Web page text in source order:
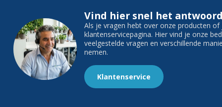
Vind hier snel het
Als je vragen hebt over onze producten
klantenservicepagina. Hier vind je onze
veelgestelde vragen en verschillende
nemen.
Klantenservice